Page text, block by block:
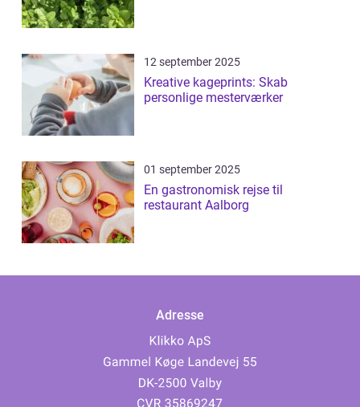
12 september 2025
Kreative kageprints: Skab
personlige mesterværker
01 september 2025
En gastronomisk rejse til
restaurant Aalborg
Adresse